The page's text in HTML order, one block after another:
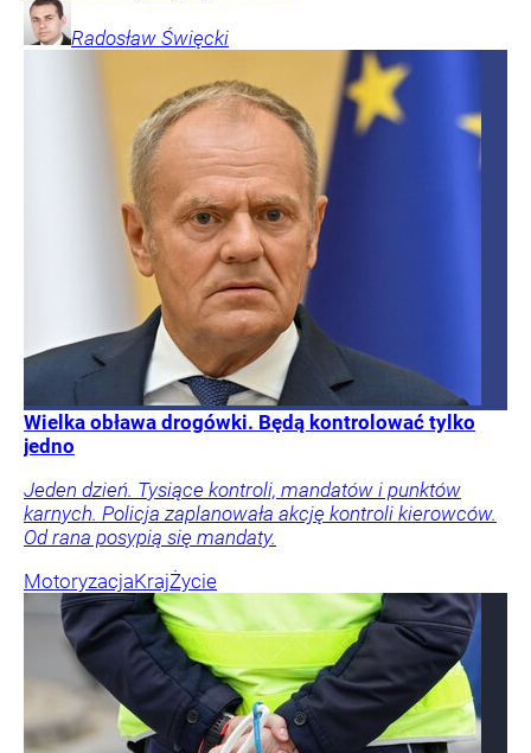
Radosław Święcki
Wielka obława drogówki. Będą kontrolować tylko
jedno
Jeden dzień. Tysiące kontroli, mandatów i punktów
karnych. Policja zaplanowała akcję kontroli kierowców.
Od rana posypią się mandaty.
MotoryzacjaKrajŻycie